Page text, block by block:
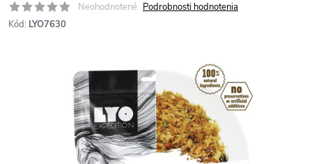
Neohodnotené Podrobnosti hodnotenia
Kód: LYO7630